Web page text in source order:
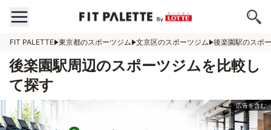
FIT PALETTE 東京都のスポーツジム 文京区のスポーツジム 後楽園駅のスポ
後楽園駅周辺のスポーツジムを比較し
て探す